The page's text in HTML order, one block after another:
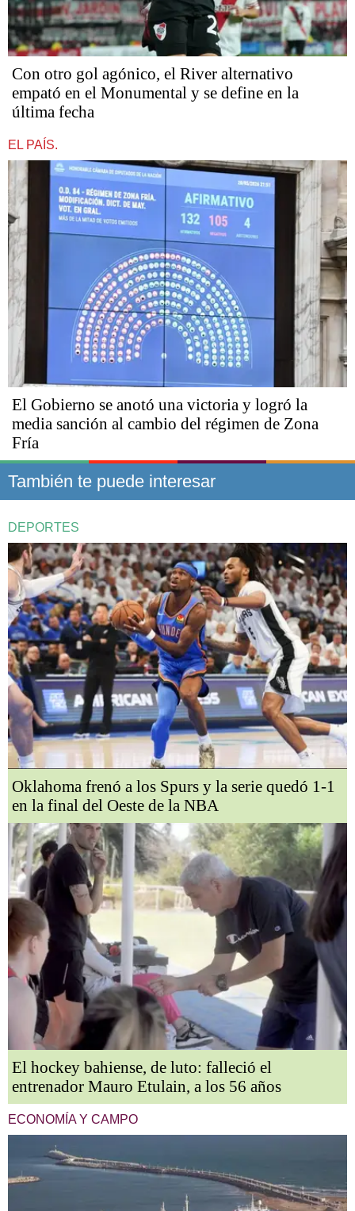
Con otro gol agónico, el River alternativo
empató en el Monumental y se define en la
última fecha
EL PAÍS.
El Gobierno se anotó una victoria y logró la
media sanción al cambio del régimen de Zona
Fría
También te puede interesar
DEPORTES
Oklahoma frenó a los Spurs y la serie quedó 1-1
en la final del Oeste de la NBA
El hockey bahiense, de luto: falleció el
entrenador Mauro Etulain, a los 56 años
ECONOMÍA Y CAMPO